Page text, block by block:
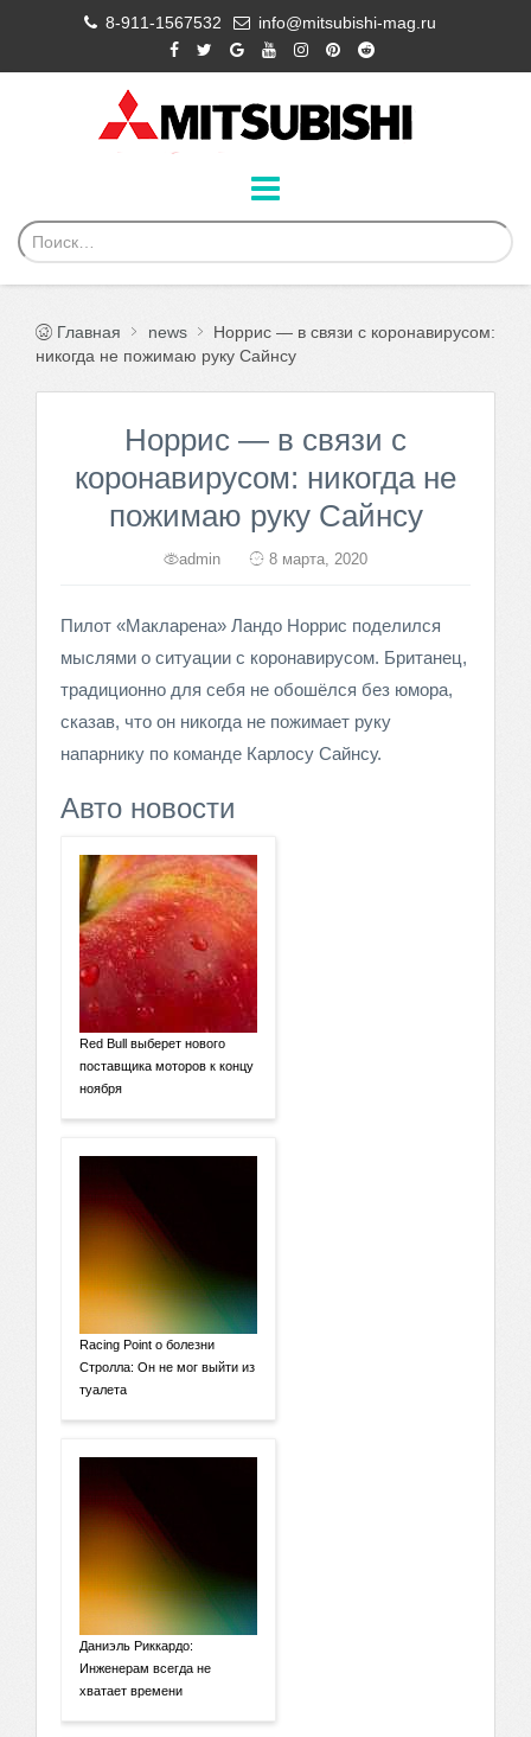
8-911-1567532 info@mitsubishi-mag.ru
Главная news
Норрис — в связи с коронавирусом:
никогда не пожимаю руку Сайнсу
Норрис — в связи с
коронавирусом: никогда не
пожимаю руку Сайнсу
admin 8 марта, 2020
Пилот «Макларена» Ландо Норрис поделился
мыслями о ситуации с коронавирусом. Британец,
традиционно для себя не обошёлся без юмора,
сказав, что он никогда не пожимает руку
напарнику по команде Карлосу Сайнсу.
Авто новости
Red Bull выберет нового
поставщика моторов к концу
ноября
Racing Point о болезни
Стролла: Он не мог выйти из
туалета
Даниэль Риккардо:
Инженерам всегда не
хватает времени